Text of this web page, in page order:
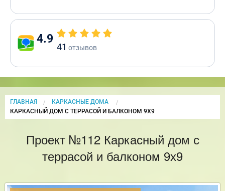
4.9
41 отзывов
ГЛАВНАЯ
КАРКАСНЫЕ ДОМА
CURRENT:
КАРКАСНЫЙ ДОМ С ТЕРРАСОЙ И БАЛКОНОМ 9Х9
Проект №112 Каркасный дом с
террасой и балконом 9х9